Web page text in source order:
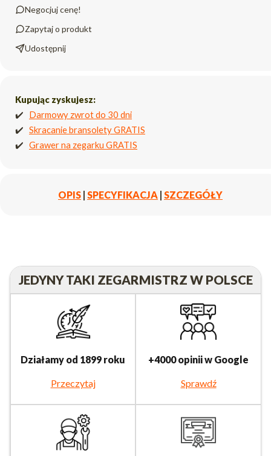
Negocjuj cenę!
Zapytaj o produkt
Udostępnij
Kupując zyskujesz:
✔️ Darmowy zwrot do 30 dni
✔️ Skracanie bransolety GRATIS
✔️ Grawer na zegarku GRATIS
OPIS SPECYFIKACJA SZCZEGÓŁY
JEDYNY TAKI ZEGARMISTRZ W POLSCE
Działamy od 1899 roku
Przeczytaj
+4000 opinii w Google
Sprawdź